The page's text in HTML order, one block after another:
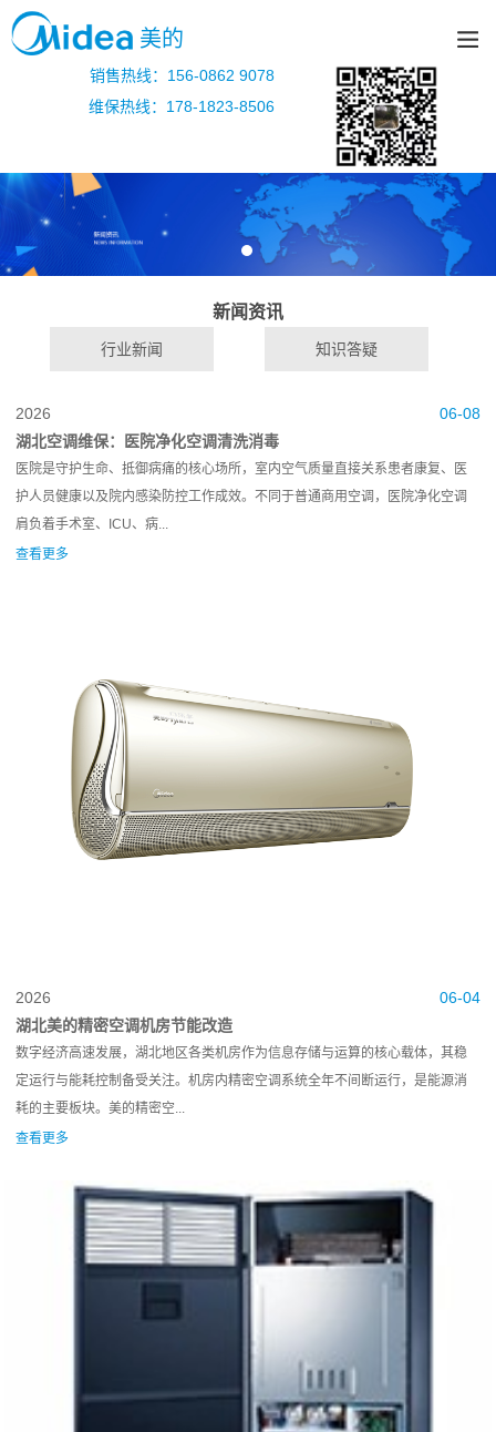
美的
销售热线：156-0862 9078
维保热线：178-1823-8506
新闻资讯
行业新闻 知识答疑
06-08
2026
湖北空调维保：医院净化空调清洗消毒
医院是守护生命、抵御病痛的核心场所，室内空气质量直接关系患者康复、医
护人员健康以及院内感染防控工作成效。不同于普通商用空调，医院净化空调
肩负着手术室、ICU、病...
查看更多
06-04
2026
湖北美的精密空调机房节能改造
数字经济高速发展，湖北地区各类机房作为信息存储与运算的核心载体，其稳
定运行与能耗控制备受关注。机房内精密空调系统全年不间断运行，是能源消
耗的主要板块。美的精密空...
查看更多